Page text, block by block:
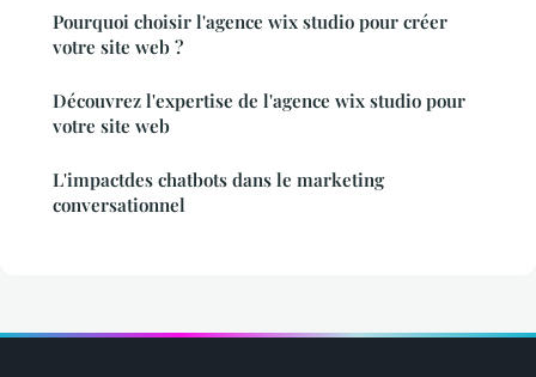
Pourquoi choisir l'agence wix studio pour créer
votre site web ?
Découvrez l'expertise de l'agence wix studio pour
votre site web
L'impactdes chatbots dans le marketing
conversationnel